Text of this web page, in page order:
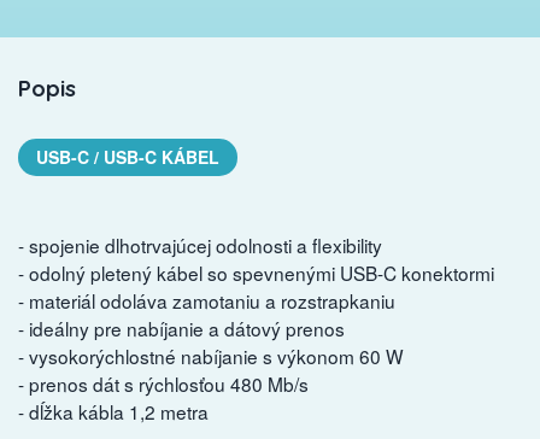
Popis
USB-C / USB-C KÁBEL
- spojenie dlhotrvajúcej odolnosti a flexibility
- odolný pletený kábel so spevnenými USB-C konektormi
- materiál odoláva zamotaniu a rozstrapkaniu
- ideálny pre nabíjanie a dátový prenos
- vysokorýchlostné nabíjanie s výkonom 60 W
- prenos dát s rýchlosťou 480 Mb/s
- dĺžka kábla 1,2 metra